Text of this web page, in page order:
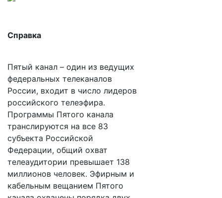
Cправка
Пятый канал – один из ведущих
федеральных телеканалов
России, входит в число лидеров
российского телеэфира.
Программы Пятого канала
транслируются на все 83
субъекта Российской
Федерации, общий охват
телеаудитории превышает 138
миллионов человек. Эфирным и
кабельным вещанием Пятого